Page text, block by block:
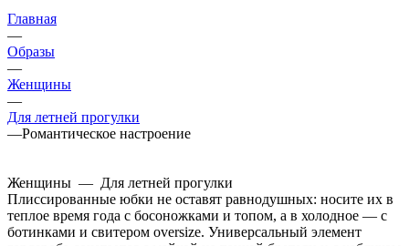
Главная
—
Образы
—
Женщины
—
Для летней прогулки
—Романтическое настроение
Женщины — Для летней прогулки
Плиссированные юбки не оставят равнодушных: носите их в
теплое время года с босоножками и топом, а в холодное — с
ботинками и свитером oversize. Универсальный элемент